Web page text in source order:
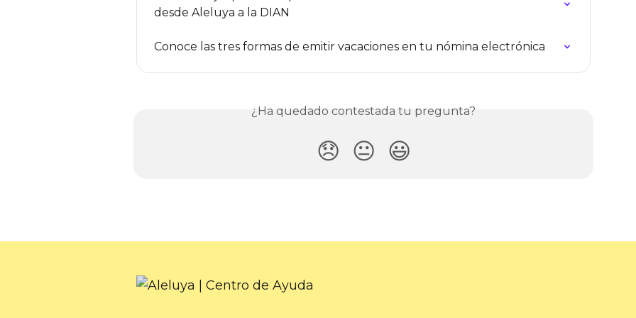
desde Aleluya a la DIAN
Conoce las tres formas de emitir vacaciones en tu nómina electrónica
¿Ha quedado contestada tu pregunta?
😞 😐 😃